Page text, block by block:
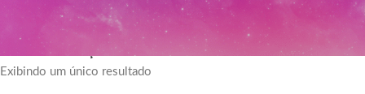
Início
Produtos marcados com a tag “Matriz de Bordado - Nome Lívia
Lavanda com Laço”
Exibindo um único resultado